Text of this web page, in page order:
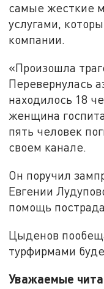
самые жесткие
услугами,
компании.
«Произошла
Перевернулась
находилось 18
женщина
пять человек
своем канале.
Он поручил
Евгении
помощь
Цыденов
турфирмами
Уважаемые